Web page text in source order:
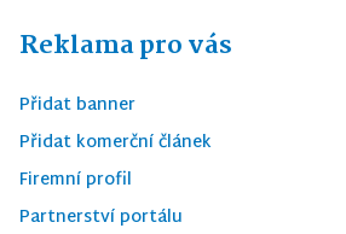
Reklama pro vás
Přidat banner
Přidat komerční článek
Firemní profil
Partnerství portálu